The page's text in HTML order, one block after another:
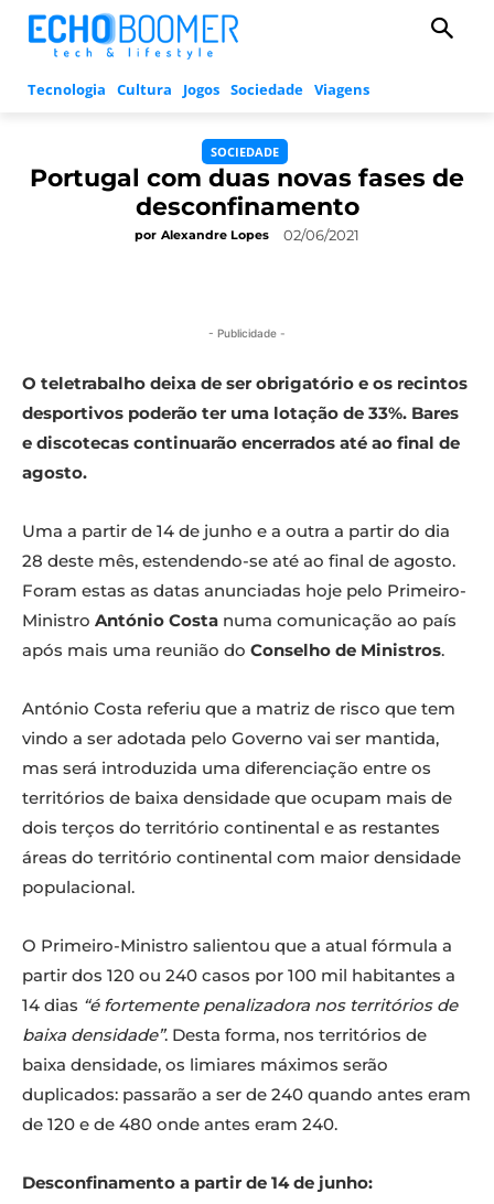
Tecnologia Cultura Jogos Sociedade Viagens
SOCIEDADE
Portugal com duas novas fases de
desconfinamento
por Alexandre Lopes 02/06/2021
- Publicidade -
O teletrabalho deixa de ser obrigatório e os recintos
desportivos poderão ter uma lotação de 33%. Bares
e discotecas continuarão encerrados até ao final de
agosto.
Uma a partir de 14 de junho e a outra a partir do dia
28 deste mês, estendendo-se até ao final de agosto.
Foram estas as datas anunciadas hoje pelo Primeiro-
Ministro António Costa numa comunicação ao país
após mais uma reunião do Conselho de Ministros.
António Costa referiu que a matriz de risco que tem
vindo a ser adotada pelo Governo vai ser mantida,
mas será introduzida uma diferenciação entre os
territórios de baixa densidade que ocupam mais de
dois terços do território continental e as restantes
áreas do território continental com maior densidade
populacional.
O Primeiro-Ministro salientou que a atual fórmula a
partir dos 120 ou 240 casos por 100 mil habitantes a
14 dias “é fortemente penalizadora nos territórios de
baixa densidade”. Desta forma, nos territórios de
baixa densidade, os limiares máximos serão
duplicados: passarão a ser de 240 quando antes eram
de 120 e de 480 onde antes eram 240.
Desconfinamento a partir de 14 de junho: